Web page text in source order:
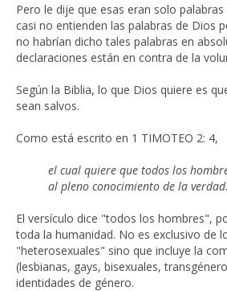
Pero le dije que esas eran solo
casi no entienden las palabras de Dios
no habrían dicho tales palabras en
declaraciones están en contra de la
Según la Biblia, lo que Dios quiere es
sean salvos.
Como está escrito en 1 TIMOTEO 2: 4,
el cual quiere que todos los
al pleno conocimiento de la verdad.
El versículo dice "todos los hombres",
toda la humanidad. No es exclusivo de
"heterosexuales" sino que incluye la
(lesbianas, gays, bisexuales,
identidades de género.